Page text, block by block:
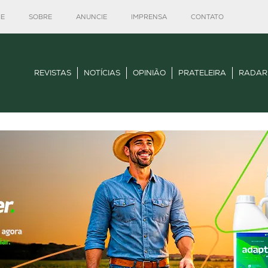
SOBRE ANUNCIE IMPRENSA CONTATO
REVISTAS NOTÍCIAS OPINIÃO PRATELEIRA